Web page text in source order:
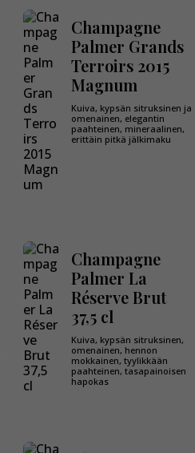
Champagne
Palmer Grands
Terroirs 2015
Magnum
Kuiva, kypsän sitruksinen ja
omenainen, elegantin
paahteinen, mineraalinen,
erittäin pitkä jälkimaku
Champagne
Palmer La
Réserve Brut
37,5 cl
Kuiva, kypsän sitruksinen,
omenainen, hennon
mokkainen, tyylikkään
paahteinen, tasapainoisen
hapokas